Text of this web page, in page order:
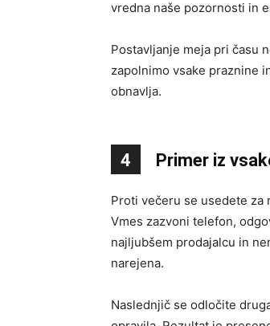
vredna naše pozornosti in
Postavljanje meja pri času
zapolnimo vsake praznine
obnavlja.
4 Primer iz
Proti večeru se usedete za
Vmes zazvoni telefon,
najljubšem prodajalcu in
narejena.
Naslednjič se odločite